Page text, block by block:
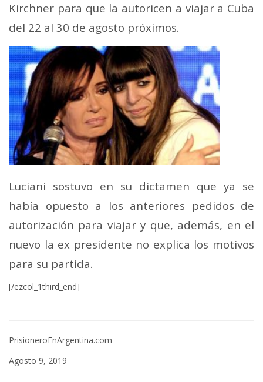
Kirchner para que la autoricen a viajar a Cuba
del 22 al 30 de agosto próximos.
Luciani sostuvo en su dictamen que ya se
había opuesto a los anteriores pedidos de
autorización para viajar y que, además, en el
nuevo la ex presidente no explica los motivos
para su partida.
[/ezcol_1third_end]
PrisioneroEnArgentina.com
Agosto 9, 2019